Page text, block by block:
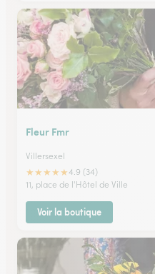
Fleur Fmr
Villersexel
★★★★★4.9 (34)
11, place de l'Hôtel de Ville
Voir la boutique